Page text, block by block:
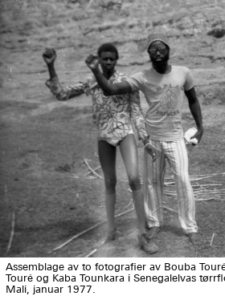
Assemblage av to fotografier av Bouba
Touré og Kaba Tounkara i Senegalelvas
Mali, januar 1977.